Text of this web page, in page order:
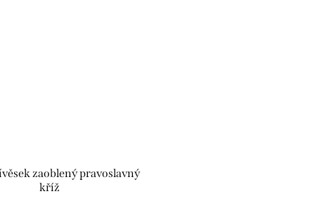
zaoblený pravoslavný
kříž